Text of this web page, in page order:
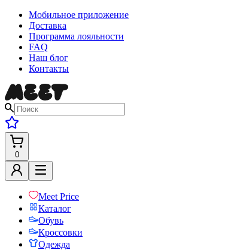
Мобильное приложение
Доставка
Программа лояльности
FAQ
Наш блог
Контакты
0
Meet Price
Каталог
Обувь
Кроссовки
Одежда